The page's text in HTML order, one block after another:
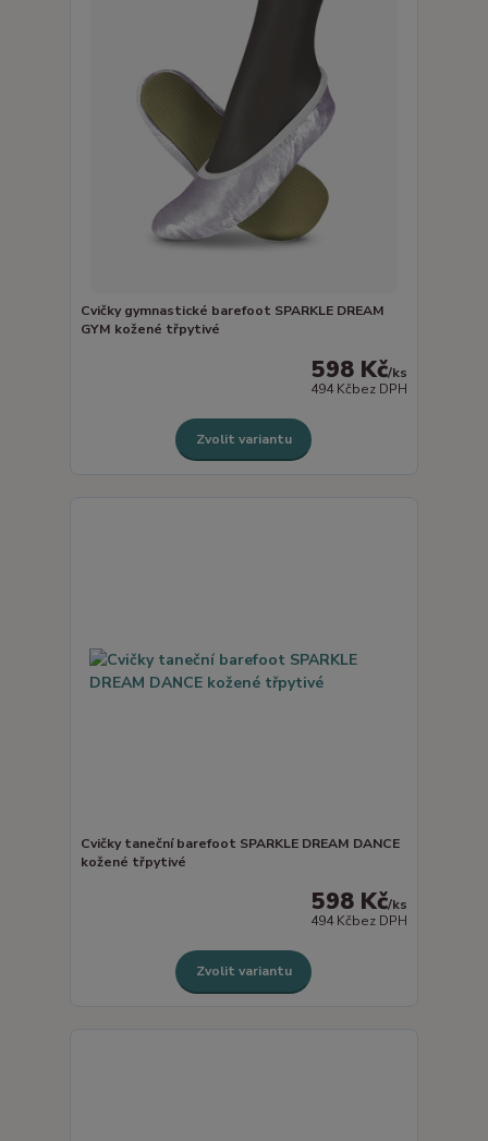
Cvičky gymnastické barefoot SPARKLE DREAM
GYM kožené třpytivé
598 Kč/ks
494 Kčbez DPH
Zvolit variantu
Cvičky taneční barefoot SPARKLE DREAM DANCE
kožené třpytivé
598 Kč/ks
494 Kčbez DPH
Zvolit variantu